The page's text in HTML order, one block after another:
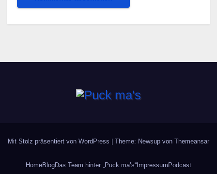
Mit Stolz präsentiert von WordPress Theme: Newsup von Themeansar
HomeBlogDas Team hinter „Puck ma’s“ Impressum Podcast